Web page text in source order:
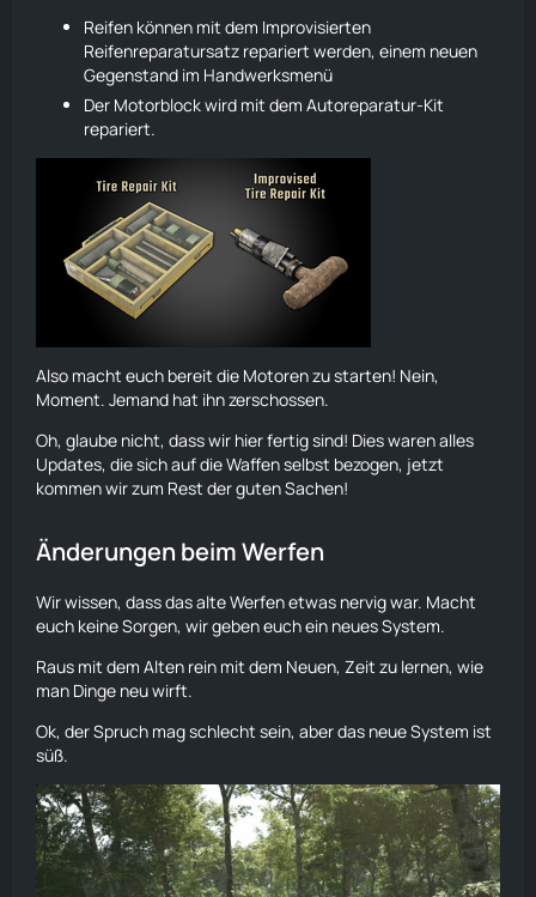
Reifen können mit dem Improvisierten
Reifenreparatursatz repariert werden, einem neuen
Gegenstand im Handwerksmenü
Der Motorblock wird mit dem Autoreparatur-Kit
repariert.
Also macht euch bereit die Motoren zu starten! Nein,
Moment. Jemand hat ihn zerschossen.
Oh, glaube nicht, dass wir hier fertig sind! Dies waren alles
Updates, die sich auf die Waffen selbst bezogen, jetzt
kommen wir zum Rest der guten Sachen!
Änderungen beimWerfen
Wir wissen, dass das alteWerfenetwas nervig war. Macht
euch keine Sorgen, wir geben euch ein neues System.
Raus mit dem Alten rein mit dem Neuen, Zeit zu lernen, wie
man Dinge neu wirft.
Ok, der Spruch mag schlecht sein, aber das neue System ist
süß.